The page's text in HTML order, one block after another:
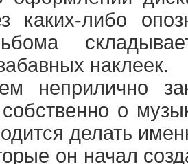
каких-либо
наклеек.
неприлично
о
делать
он начал